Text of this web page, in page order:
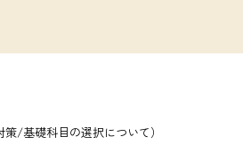
/基礎科目の選択について）